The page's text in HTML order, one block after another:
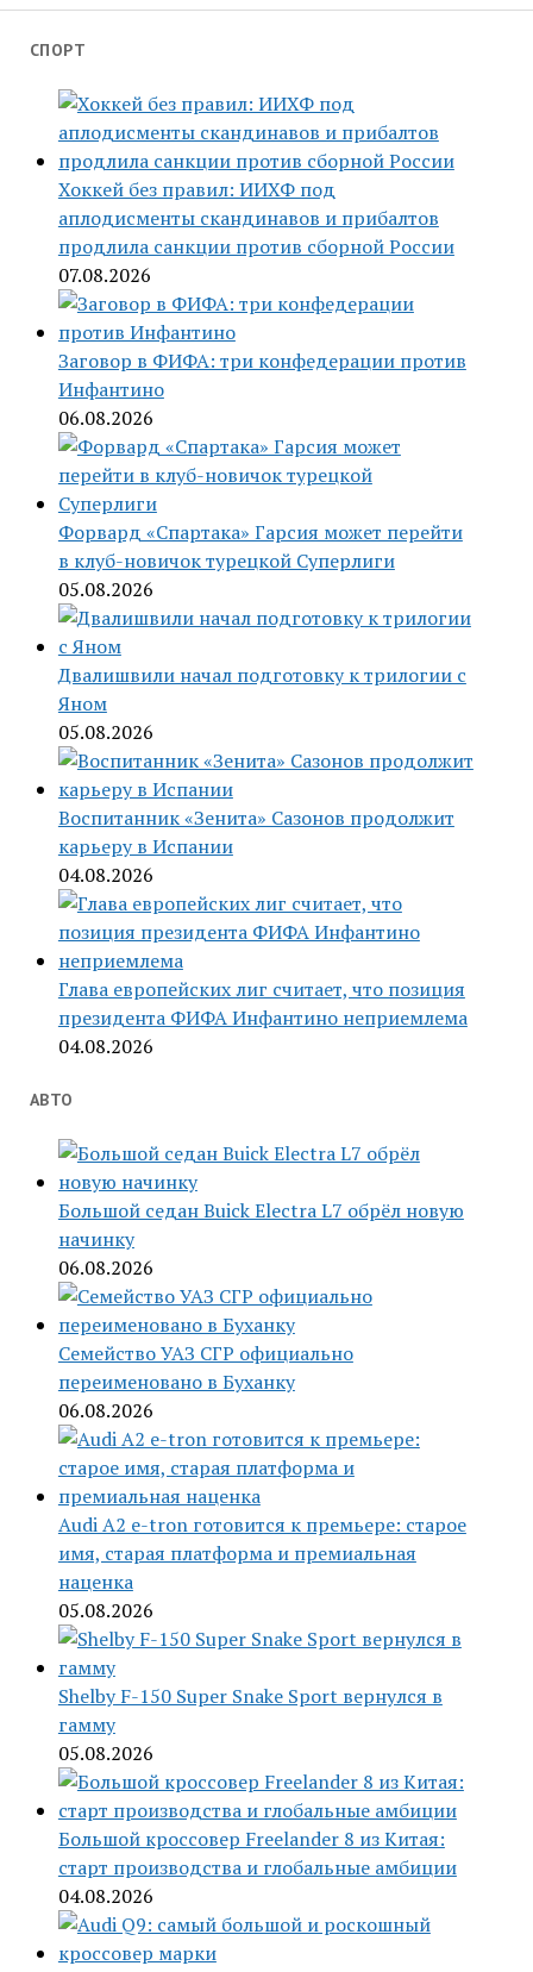
СПОРТ
Хоккей без правил: ИИХФ под
аплодисменты скандинавов и прибалтов
продлила санкции против сборной России
07.08.2026
Заговор в ФИФА: три конфедерации против
Инфантино
06.08.2026
Форвард «Спартака» Гарсия может перейти
в клуб-новичок турецкой Суперлиги
05.08.2026
Двалишвили начал подготовку к трилогии с
Яном
05.08.2026
Воспитанник «Зенита» Сазонов продолжит
карьеру в Испании
04.08.2026
Глава европейских лиг считает, что позиция
президента ФИФА Инфантино неприемлема
04.08.2026
АВТО
Большой седан Buick Electra L7 обрёл новую
начинку
06.08.2026
Семейство УАЗ СГР официально
переименовано в Буханку
06.08.2026
Audi A2 e-tron готовится к премьере: старое
имя, старая платформа и премиальная
наценка
05.08.2026
Shelby F-150 Super Snake Sport вернулся в
гамму
05.08.2026
Большой кроссовер Freelander 8 из Китая:
старт производства и глобальные амбиции
04.08.2026